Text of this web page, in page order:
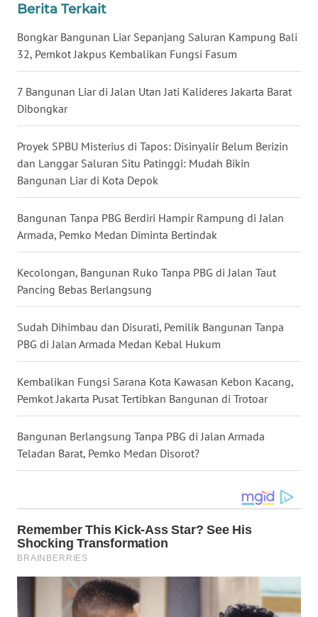
Berita Terkait
Bongkar Bangunan Liar Sepanjang Saluran Kampung Bali
32, Pemkot Jakpus Kembalikan Fungsi Fasum
7 Bangunan Liar di Jalan Utan Jati Kalideres Jakarta Barat
Dibongkar
Proyek SPBU Misterius di Tapos: Disinyalir Belum Berizin
dan Langgar Saluran Situ Patinggi: Mudah Bikin
Bangunan Liar di Kota Depok
Bangunan Tanpa PBG Berdiri Hampir Rampung di Jalan
Armada, Pemko Medan Diminta Bertindak
Kecolongan, Bangunan Ruko Tanpa PBG di Jalan Taut
Pancing Bebas Berlangsung
Sudah Dihimbau dan Disurati, Pemilik Bangunan Tanpa
PBG di Jalan Armada Medan Kebal Hukum
Kembalikan Fungsi Sarana Kota Kawasan Kebon Kacang,
Pemkot Jakarta Pusat Tertibkan Bangunan di Trotoar
Bangunan Berlangsung Tanpa PBG di Jalan Armada
Teladan Barat, Pemko Medan Disorot?
MALUKU
WN
MALUT
WN
DAIRI
WN
DANAU
TOBA
WN
NIAS
WN
LANGKAT
TAPANULI
SELATAN
WN
TANJUNG
LESUNG
WN
KARO
WN
WN
LABUHANBATU